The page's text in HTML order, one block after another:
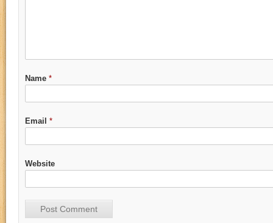
Name *
Email *
Website